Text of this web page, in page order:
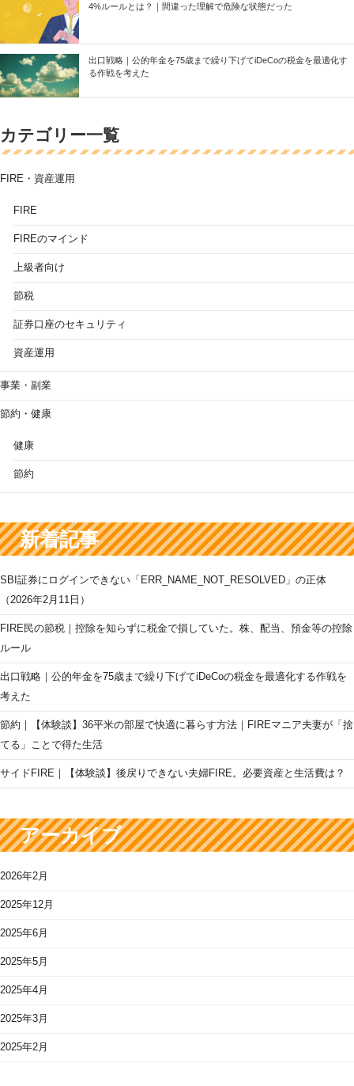
4%ルールとは？｜間違った理解で危険な状態だった
出口戦略｜公的年金を75歳まで繰り下げてiDeCoの税金を最適化す
る作戦を考えた
カテゴリー一覧
FIRE・資産運用
FIRE
FIREのマインド
上級者向け
節税
証券口座のセキュリティ
資産運用
事業・副業
節約・健康
健康
節約
新着記事
SBI証券にログインできない「ERR_NAME_NOT_RESOLVED」の正体
（2026年2月11日）
FIRE民の節税｜控除を知らずに税金で損していた。株、配当、預金等の控除
ルール
出口戦略｜公的年金を75歳まで繰り下げてiDeCoの税金を最適化する作戦を
考えた
節約｜【体験談】36平米の部屋で快適に暮らす方法｜FIREマニア夫妻が「捨
てる」ことで得た生活
サイドFIRE｜【体験談】後戻りできない夫婦FIRE。必要資産と生活費は？
アーカイブ
2026年2月
2025年12月
2025年6月
2025年5月
2025年4月
2025年3月
2025年2月